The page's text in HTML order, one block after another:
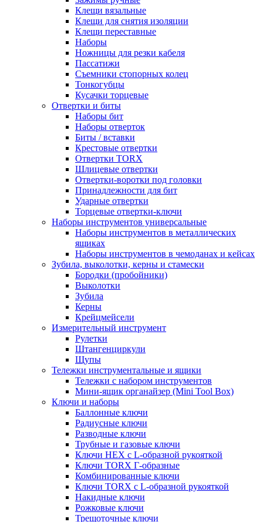
Клещи вязальные
Клещи для снятия изоляции
Клещи переставные
Наборы
Ножницы для резки кабеля
Пассатижи
Съемники стопорных колец
Тонкогубцы
Кусачки торцевые
Отвертки и биты
Наборы бит
Наборы отверток
Биты / вставки
Крестовые отвертки
Отвертки TORX
Шлицевые отвертки
Отвертки-воротки под головки
Принадлежности для бит
Ударные отвертки
Торцевые отвертки-ключи
Наборы инструментов универсальные
Наборы инструментов в металлических
ящиках
Наборы инструментов в чемоданах и кейсах
Зубила, выколотки, керны и стамески
Бородки (пробойники)
Выколотки
Зубила
Керны
Крейцмейсели
Измерительный инструмент
Рулетки
Штангенциркули
Щупы
Тележки инструментальные и ящики
Тележки с набором инструментов
Мини-ящик органайзер (Mini Tool Box)
Ключи и наборы
Баллонные ключи
Радиусные ключи
Разводные ключи
Трубные и газовые ключи
Ключи HEX с L-образной рукояткой
Ключи TORX Г-образные
Комбинированные ключи
Ключи TORX с L-образной рукояткой
Накидные ключи
Рожковые ключи
Трещоточные ключи